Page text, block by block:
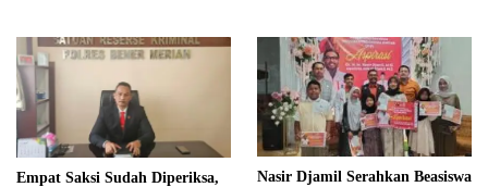
Empat Saksi Sudah Diperiksa,
Nasir Djamil Serahkan Beasiswa